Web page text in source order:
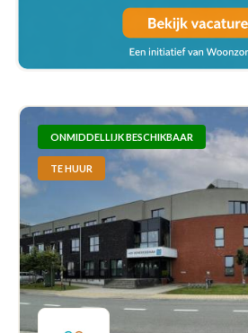
ONMIDDELLIJK BESCHIKBAAR
TE HUUR